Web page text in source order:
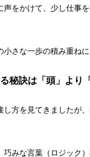
声をかけて、少し仕事
小さな一歩の積み重ね
秘訣は「頭」より
し方を見てきましたが
巧みな言葉（ロジック